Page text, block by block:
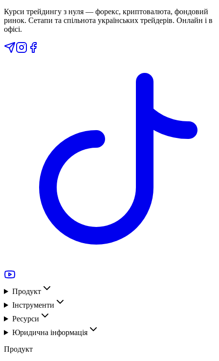
Курси трейдингу з нуля — форекс, криптовалюта, фондовий
ринок. Сетапи та спільнота українських трейдерів. Онлайн і в
офісі.
Продукт
Інструменти
Ресурси
Юридична інформація
Продукт